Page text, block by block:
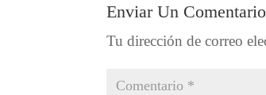
Enviar Un Comentario
Tu dirección de correo